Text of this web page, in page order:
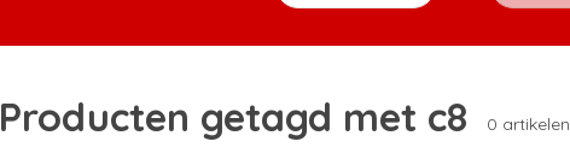
Producten getagd met c8 0 artikelen